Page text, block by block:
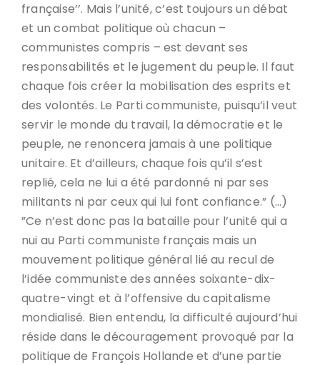
française’’. Mais l’unité, c’est toujours un débat
et un combat politique où chacun –
communistes compris – est devant ses
responsabilités et le jugement du peuple. Il faut
chaque fois créer la mobilisation des esprits et
des volontés. Le Parti communiste, puisqu’il veut
servir le monde du travail, la démocratie et le
peuple, ne renoncera jamais à une politique
unitaire. Et d’ailleurs, chaque fois qu’il s’est
replié, cela ne lui a été pardonné ni par ses
militants ni par ceux qui lui font confiance.” (…)
”Ce n’est donc pas la bataille pour l’unité qui a
nui au Parti communiste français mais un
mouvement politique général lié au recul de
l’idée communiste des années soixante-dix-
quatre-vingt et à l’offensive du capitalisme
mondialisé. Bien entendu, la difficulté aujourd’hui
réside dans le découragement provoqué par la
politique de François Hollande et d’une partie